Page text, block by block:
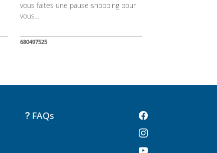
vous faites une pause shopping pour
vous...
680497525
FAQs